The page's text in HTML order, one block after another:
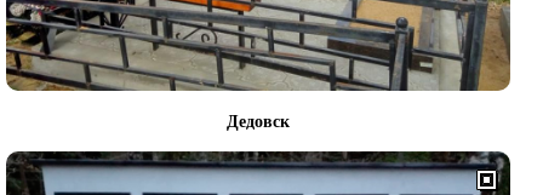
Дедовск